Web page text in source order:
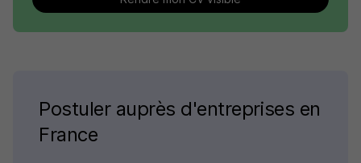
Postuler auprès d'entreprises en
France